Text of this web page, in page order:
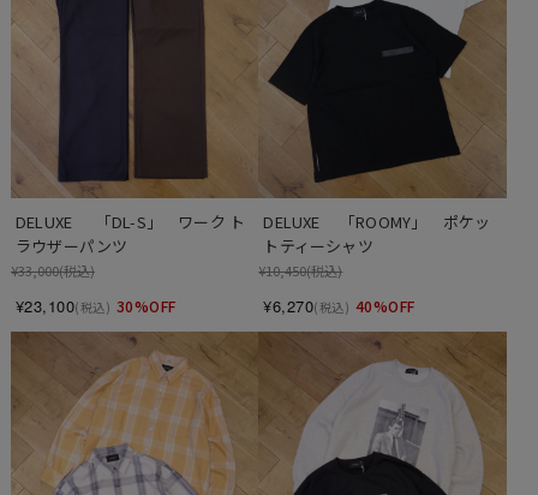
DELUXE 　 「DL-S」　ワーク ト
ラウザーパンツ
¥33,000(税込)
¥23,100(税込) 30%OFF
DELUXE 　「ROOMY」　ポケッ
トティーシャツ
¥10,450(税込)
¥6,270(税込) 40%OFF